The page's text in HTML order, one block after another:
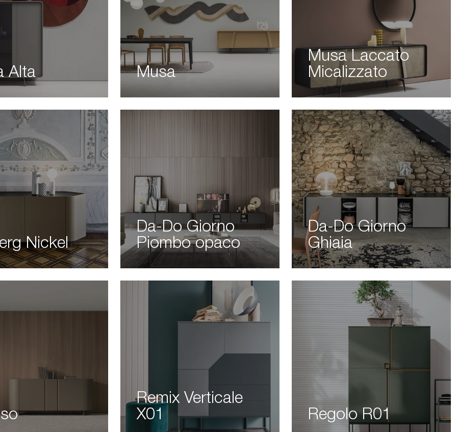
Alta Musa
Musa Laccato
Micalizzato
Nickel
Da-Do Giorno
Piombo opaco
Da-Do Giorno
Ghiaia
Remix Verticale
X01
Regolo R01